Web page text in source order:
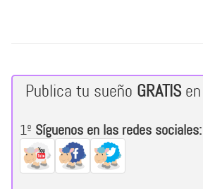
Publica tu sueño GRATISen
1º Síguenos en las redes sociales: